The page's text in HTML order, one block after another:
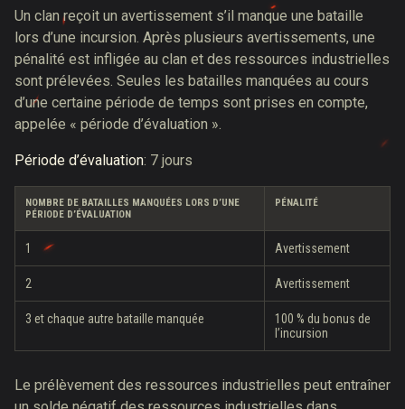
Un clan reçoit un avertissement s’il manque une bataille
lors d’une incursion. Après plusieurs avertissements, une
pénalité est infligée au clan et des ressources industrielles
sont prélevées. Seules les batailles manquées au cours
d’une certaine période de temps sont prises en compte,
appelée « période d’évaluation ».
Période d’évaluation: 7 jours
NOMBRE DE BATAILLES MANQUÉES LORS D’UNE
PÉRIODE D’ÉVALUATION
PÉNALITÉ
1 Avertissement
2 Avertissement
3 et chaque autre bataille manquée
100 % du bonus de
l’incursion
Le prélèvement des ressources industrielles peut entraîner